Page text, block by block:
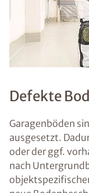
Defekte
Garagenböden
ausgesetzt.
oder der ggf.
nach